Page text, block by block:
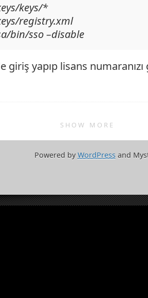
keys/*
registry.xml
bin/sso –disable
giriş yapıp lisans
SHOW MORE
Powered byWordPressand